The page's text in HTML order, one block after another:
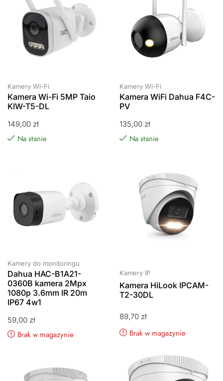
Kamery do monitoringu
Dahua HAC-B1A21-
0360B kamera 2Mpx
1080p 3.6mm IR 20m
IP67 4w1
59,00 zł
Brak w magazynie
Kamery IP
Kamera HiLook IPCAM-
T2-30DL
89,70 zł
Brak w magazynie
Kamery Wi-Fi
Kamera Wi-Fi 5MP Taio
KIW-T5-DL
149,00 zł
Na stanie
Kamery Wi-Fi
Kamera WiFi Dahua F4C-
PV
135,00 zł
Na stanie